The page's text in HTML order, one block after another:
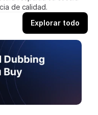
de calidad.
Explorar todo